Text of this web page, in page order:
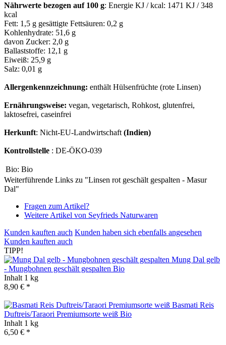
Nährwerte bezogen auf 100 g: Energie KJ / kcal: 1471 KJ / 348
kcal
Fett: 1,5 g gesättigte Fettsäuren: 0,2 g
Kohlenhydrate: 51,6 g
davon Zucker: 2,0 g
Ballaststoffe: 12,1 g
Eiweiß: 25,9 g
Salz: 0,01 g
Allergenkennzeichnung: enthält Hülsenfrüchte (rote Linsen)
Ernährungsweise: vegan, vegetarisch, Rohkost, glutenfrei,
laktosefrei, caseinfrei
Herkunft: Nicht-EU-Landwirtschaft (Indien)
Kontrollstelle : DE-ÖKO-039
Bio: Bio
Weiterführende Links zu "Linsen rot geschält gespalten - Masur
Dal"
Fragen zum Artikel?
Weitere Artikel von Seyfrieds Naturwaren
Kunden kauften auch Kunden haben sich ebenfalls angesehen
Kunden kauften auch
TIPP!
Mung Dal gelb
- Mungbohnen geschält gespalten Bio
Inhalt 1 kg
8,90 € *
Basmati Reis
Duftreis/Taraori Premiumsorte weiß Bio
Inhalt 1 kg
6,50 € *